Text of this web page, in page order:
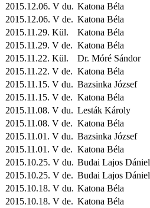
2015.12.06. V du. Katona Béla
2015.12.06. V de. Katona Béla
2015.11.29. Kül. Katona Béla
2015.11.29. V de. Katona Béla
2015.11.22. Kül. Dr. Móré Sándor
2015.11.22. V de. Katona Béla
2015.11.15. V du. Bazsinka József
2015.11.15. V de. Katona Béla
2015.11.08. V du. Lesták Károly
2015.11.08. V de. Katona Béla
2015.11.01. V du. Bazsinka József
2015.11.01. V de. Katona Béla
2015.10.25. V du. Budai Lajos Dániel
2015.10.25. V de. Budai Lajos Dániel
2015.10.18. V du. Katona Béla
2015.10.18. V de. Katona Béla